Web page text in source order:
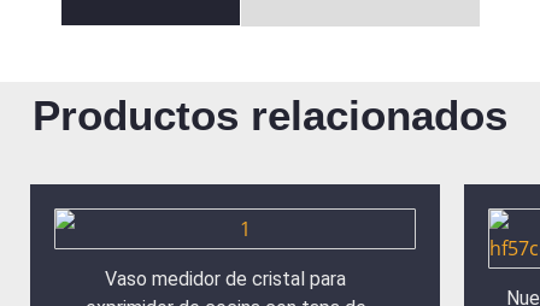
Productos relacionados
Vaso medidor de cristal para